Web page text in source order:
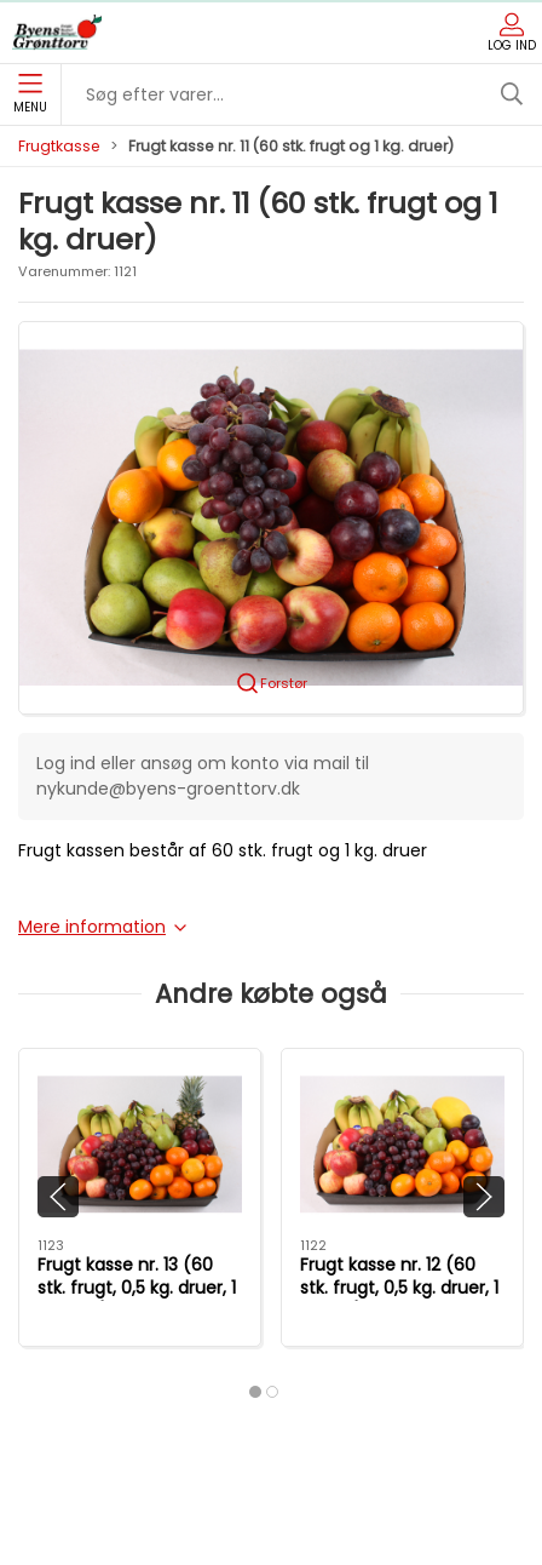
LOG IND
MENU
Frugtkasse Frugt kasse nr. 11 (60 stk. frugt og 1 kg. druer)
Frugt kasse nr. 11 (60 stk. frugt og 1
kg. druer)
Varenummer:1121
Forstør
Log ind eller ansøg om konto via mail til
nykunde@byens-groenttorv.dk
Frugt kassen består af 60 stk. frugt og 1 kg. druer
Mere information
Andre købte også
1123
Frugt kasse nr. 13 (60
stk. frugt, 0,5 kg. druer, 1
1122
Frugt kasse nr. 12 (60
stk. frugt, 0,5 kg. druer, 1